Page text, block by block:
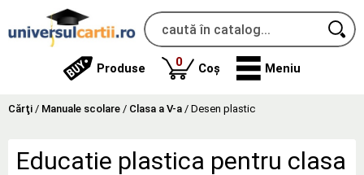
Produse 0produse
Coș Meniu
Cărţi / Manuale scolare / Clasa a V-a / Desen plastic
Educatie plastica pentru clasa